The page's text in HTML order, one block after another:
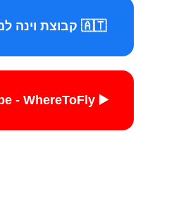
🇦🇹 קבוצת וינה למטיילים
▶️ YouTube - WhereToFly